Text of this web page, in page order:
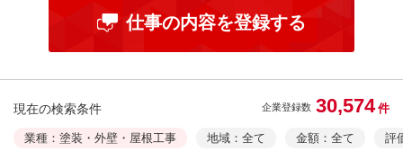
仕事の内容を登録する
現在の検索条件 企業登録数 30,574 件
業種：塗装・外壁・屋根工事 地域：全て 金額：全て 評